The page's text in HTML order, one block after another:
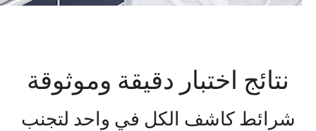
نتائج اختبار دقيقة وموثوقة
شرائط كاشف الكل في واحد لتجنب